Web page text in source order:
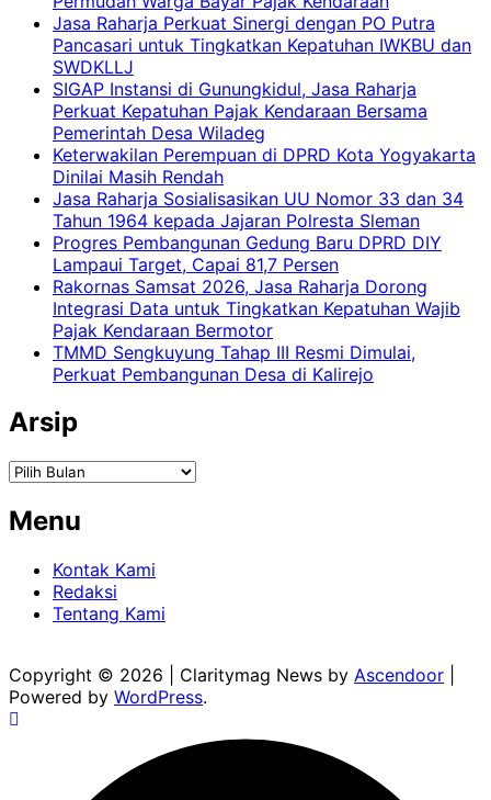
Jasa Raharja Perkuat Sinergi dengan PO Putra
Pancasari untuk Tingkatkan Kepatuhan IWKBU dan
SWDKLLJ
SIGAP Instansi di Gunungkidul, Jasa Raharja
Perkuat Kepatuhan Pajak Kendaraan Bersama
Pemerintah Desa Wiladeg
Keterwakilan Perempuan di DPRD Kota Yogyakarta
Dinilai Masih Rendah
Jasa Raharja Sosialisasikan UU Nomor 33 dan 34
Tahun 1964 kepada Jajaran Polresta Sleman
Progres Pembangunan Gedung Baru DPRD DIY
Lampaui Target, Capai 81,7 Persen
Rakornas Samsat 2026, Jasa Raharja Dorong
Integrasi Data untuk Tingkatkan Kepatuhan Wajib
Pajak Kendaraan Bermotor
TMMD Sengkuyung Tahap III Resmi Dimulai,
Perkuat Pembangunan Desa di Kalirejo
Arsip
Arsip
Menu
Kontak Kami
Redaksi
Tentang Kami
Copyright © 2026 | Claritymag News by Ascendoor
Powered by WordPress.